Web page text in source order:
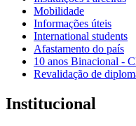
Mobilidade
Informações úteis
International students
Afastamento do país
10 anos Binacional -
Revalidação de
Institucional